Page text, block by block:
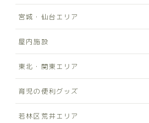
宮城・仙台エリア
屋内施設
東北・関東エリア
育児の便利グッズ
若林区荒井エリア